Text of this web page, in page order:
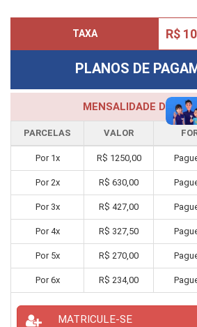
TAXA R$
PLANOS DE
MENSALIDADE DO
PARCELAS VALOR
Por 1x R$ 1250,00
Por2x R$ 630,00
Por 3x R$ 427,00
Por4x R$ 327,50
Por 5x R$ 270,00
Por6x R$ 234,00
MATRICULE-SE